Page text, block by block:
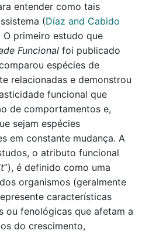
entender como tais
(Dı́az and Cabido
O primeiro estudo que
Funcional foi publicado
espécies de
relacionadas e demonstrou
funcional que
de comportamentos e,
sejam espécies
em constante mudança. A
o atributo funcional
”), é definido como uma
organismos (geralmente
características
ou fenológicas que afetam a
do crescimento,